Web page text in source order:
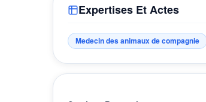
Expertises Et Actes
Medecin des animaux de compagnie